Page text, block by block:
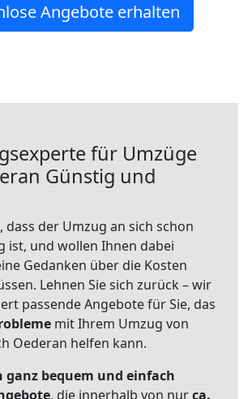
Angebote erhalten
für Umzüge
Günstig und
dass der Umzug an sich schon
ist, und wollen Ihnen dabei
Gedanken über die Kosten
Lehnen Sie sich zurück – wir
passende Angebote für Sie, das
mit Ihrem Umzug von
Oederan helfen kann.
ganz bequem und einfach
, die innerhalb von nurca.